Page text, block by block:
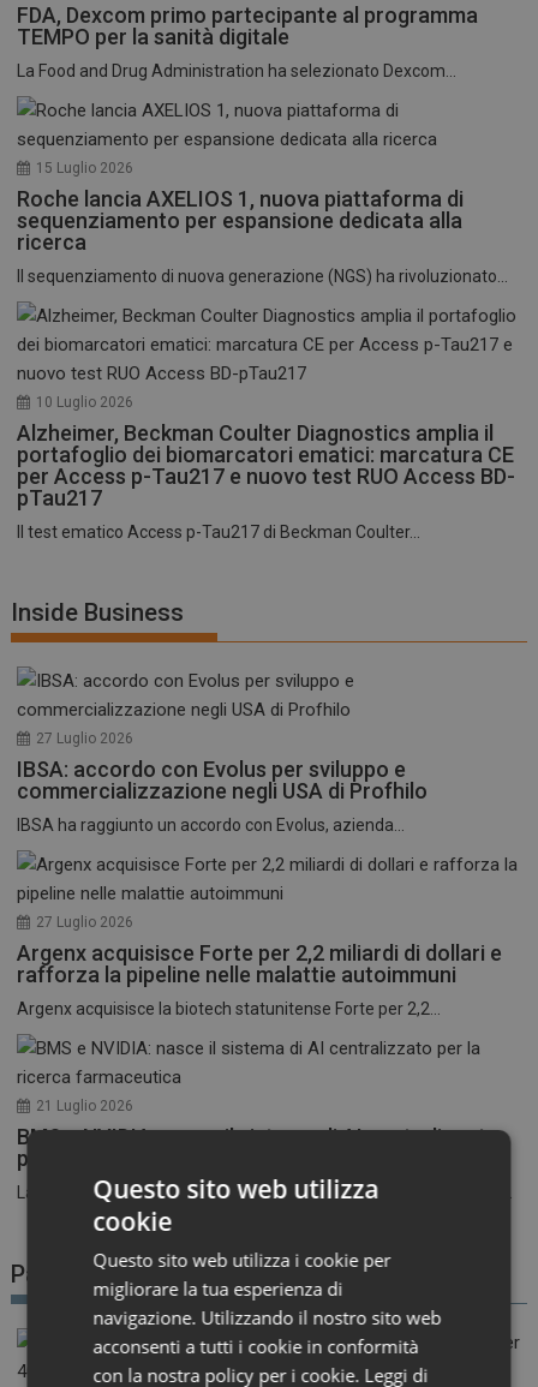
FDA, Dexcom primo partecipante al programma
TEMPO per la sanità digitale
La Food and Drug Administration ha selezionato Dexcom...
15 Luglio 2026
Roche lancia AXELIOS 1, nuova piattaforma di
sequenziamento per espansione dedicata alla
ricerca
Il sequenziamento di nuova generazione (NGS) ha rivoluzionato...
10 Luglio 2026
Alzheimer, Beckman Coulter Diagnostics amplia il
portafoglio dei biomarcatori ematici: marcatura CE
per Access p-Tau217 e nuovo test RUO Access BD-
pTau217
Il test ematico Access p-Tau217 di Beckman Coulter...
Inside Business
27 Luglio 2026
IBSA: accordo con Evolus per sviluppo e
commercializzazione negli USA di Profhilo
IBSA ha raggiunto un accordo con Evolus, azienda...
27 Luglio 2026
Argenx acquisisce Forte per 2,2 miliardi di dollari e
rafforza la pipeline nelle malattie autoimmuni
Argenx acquisisce la biotech statunitense Forte per 2,2...
21 Luglio 2026
BMS e NVIDIA: nasce il sistema di AI centralizzato
per la ricerca farmaceutica
La corsa all’intelligenza artificiale nel settore farmaceutico entra...
Patient Advocacy
Questo sito web utilizza
cookie
Questo sito web utilizza i cookie per
migliorare la tua esperienza di
navigazione. Utilizzando il nostro sito web
acconsenti a tutti i cookie in conformità
con la nostra policy per i cookie. Leggi di